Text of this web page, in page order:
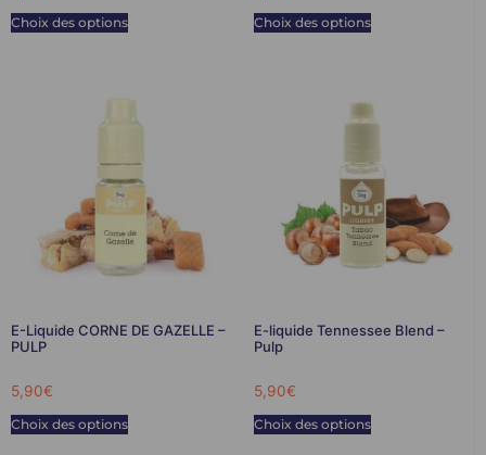
Choix des options Choix des options
E-Liquide CORNE DE GAZELLE –
PULP
5,90€
Choix des options
E-liquide Tennessee Blend –
Pulp
5,90€
Choix des options